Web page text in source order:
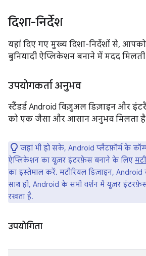
दिशा-निर्देश
यहां दिए गए मुख्य दिशा-निर्देशों से,
बुनियादी ऐप्लिकेशन बनाने में मदद
उपयोगकर्ता अनुभव
स्टैंडर्ड Android विज़ुअल डिज़ाइन और
को एक जैसा और आसान अनुभव मिलता
जहां भी हो सके, Android प्लैटफ़ॉर्म के
ऐप्लिकेशन का यूज़र इंटरफ़ेस बनाने के लिए
का इस्तेमाल करें. मटीरियल डिज़ाइन, Android
साथ ही, Android के सभी वर्शन में यूज़र
रखता है.
उपयोगिता